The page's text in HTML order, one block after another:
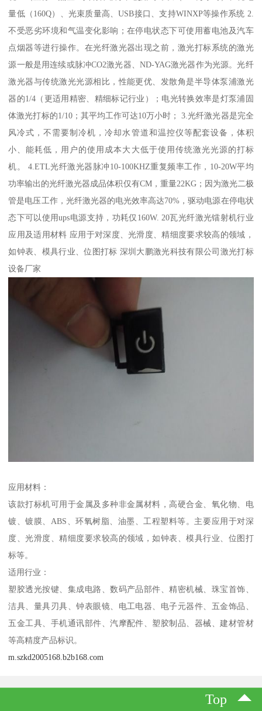
量低（160Q）、光束质量高、USB接口、支持WINXP等操作系统 2.
不受恶劣环境和气温变化影响；在停电状态下可使用蓄电池及汽车
点烟器等进行操作。在光纤激光器出现之前，激光打标系统的激光
源一般是用连续或脉冲CO2激光器、ND-YAG激光器作为光源。光纤
激光器与传统激光光源相比，性能更优、发散角是半导体泵浦激光
器的1/4（更适用精密、精细标记行业）；电光转换效率是灯泵浦固
体激光打标的1/10；其平均工作可达10万小时； 3.光纤激光器是完全
风冷式，不需要制冷机，冷却水管道和温控仪等配套设备，体积
小、能耗低，用户的使用成本大大低于使用传统激光光源的打标
机。 4.ETL光纤激光器脉冲10-100KHZ重复频率工作，10-20W平均
功率输出的光纤激光器成品体积仅有CM，重量22KG；因为激光二极
管是电压工作，光纤激光器的电光效率高达70%，驱动电源在停电状
态下可以使用ups电源支持，功耗仅160W. 20瓦光纤激光镭射机行业
应用及适用材料 应用于对深度、光滑度、精细度要求较高的领域，
如钟表、模具行业、位图打标 深圳大鹏激光科技有限公司激光打标
设备厂家
应用材料：
该款打标机可用于金属及多种非金属材料，高硬合金、氧化物、电
镀、镀膜、ABS、环氧树脂、油墨、工程塑料等。主要应用于对深
度、光滑度、精细度要求较高的领域，如钟表、模具行业、位图打
标等。
适用行业：
塑胶透光按键、集成电路、数码产品部件、精密机械、珠宝首饰、
洁具、量具刃具、钟表眼镜、电工电器、电子元器件、五金饰品、
五金工具、手机通讯部件、汽摩配件、塑胶制品、器械、建材管材
等高精度产品标识。
m.szkd2005168.b2b168.com
Top